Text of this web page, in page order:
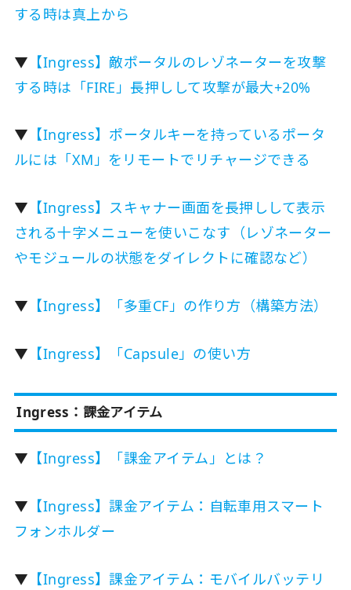
する時は真上から
▼ 【Ingress】敵ポータルのレゾネーターを攻撃
する時は「FIRE」長押しして攻撃が最大+20%
▼ 【Ingress】ポータルキーを持っているポータ
ルには「XM」をリモートでリチャージできる
▼ 【Ingress】スキャナー画面を長押しして表示
される十字メニューを使いこなす（レゾネーター
やモジュールの状態をダイレクトに確認など）
▼ 【Ingress】「多重CF」の作り方（構築方法）
▼ 【Ingress】「Capsule」の使い方
Ingress：課金アイテム
▼ 【Ingress】「課金アイテム」とは？
▼ 【Ingress】課金アイテム：自転車用スマート
フォンホルダー
▼ 【Ingress】課金アイテム：モバイルバッテリ